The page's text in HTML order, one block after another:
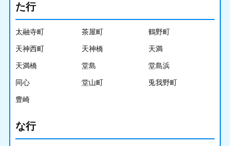
た行
太融寺町 茶屋町 鶴野町
天神西町 天神橋 天満
天満橋 堂島 堂島浜
同心 堂山町 兎我野町
豊崎
な行